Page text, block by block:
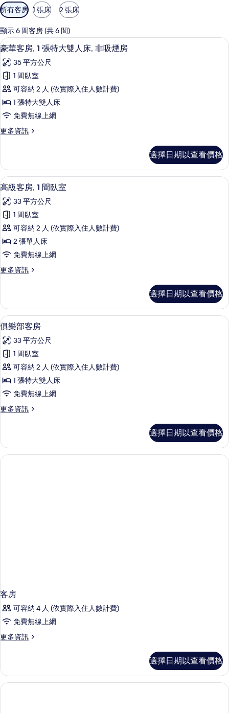
可
用
的
客
房
篩
選
條
所有客房 1 張床 2 張床
顯示 6 間客房 (共 6 間)
顯
示
豪
華
客
房,
張
大
雙
人
床,
非
吸
煙
房
的
相
片
高級寢具、迷你吧、客房內保險箱、書
4
豪華客房, 1 張特大雙人床, 非吸煙房
35 平方公尺
1 間臥室
可容納 2 人 (依實際入住人數計費)
1 張特大雙人床
免費無線上網
更多資訊
更
客
房,
1
特
大
人
床,
非
吸
煙
情
選擇日期以查看價格
顯
示
高
級
客
房,
間
室
的
所
有
相
片
高級寢具、迷你吧、客房內保險箱、書
4
高級客房, 1 間臥室
33 平方公尺
1 間臥室
可容納 2 人 (依實際入住人數計費)
2 張單人床
免費無線上網
更多資訊
更
客
房,
1
臥
室
詳
情
選擇日期以查看價格
顯
示
俱
樂
部
客
房
的
有
相
俱樂部客房 | 高級寢具、迷你吧、客
4
俱樂部客房
33 平方公尺
1 間臥室
可容納 2 人 (依實際入住人數計費)
1 張特大雙人床
免費無線上網
更多資訊
更
部
客
房
選擇日期以查看價格
客房
可容納 4 人 (依實際入住人數計費)
免費無線上網
更多資訊
更
的
詳
情
選擇日期以查看價格